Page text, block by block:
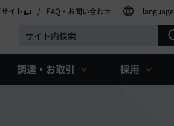
イト FAQ・お問い合わせ language
調達・お取引 採用